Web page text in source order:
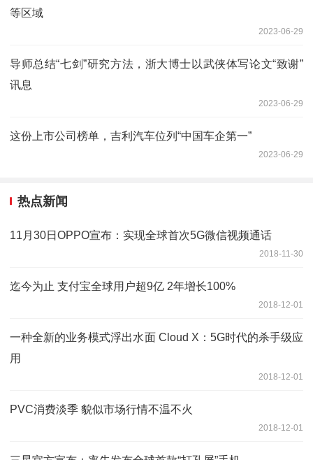
等区域
2023-06-29
导师总结“七剑”研究方法，浙大博士以武侠体写论文“致谢”
讯息
2023-06-29
这份上市公司榜单，吉利汽车位列“中国车企第一”
2023-06-29
热点新闻
11月30日OPPO宣布：实现全球首次5G微信视频通话
2018-11-30
迄今为止 支付宝全球用户超9亿 2年增长100%
2018-12-01
一种全新的业务模式浮出水面 Cloud X：5G时代的杀手级应
用
2018-12-01
PVC消费淡季 貌似市场行情不温不火
2018-12-01